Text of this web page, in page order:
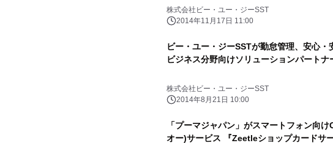
株式会社ビー・ユー・ジーSST
2014年11月17日 11:00
ビー・ユー・ジーSSTが勤怠管理、安心・
ビジネス分野向けソリューションパートナ
株式会社ビー・ユー・ジーSST
2014年8月21日 10:00
「プーマジャパン」がスマートフォン向け
オー)サービス 『Zeetleショップカード